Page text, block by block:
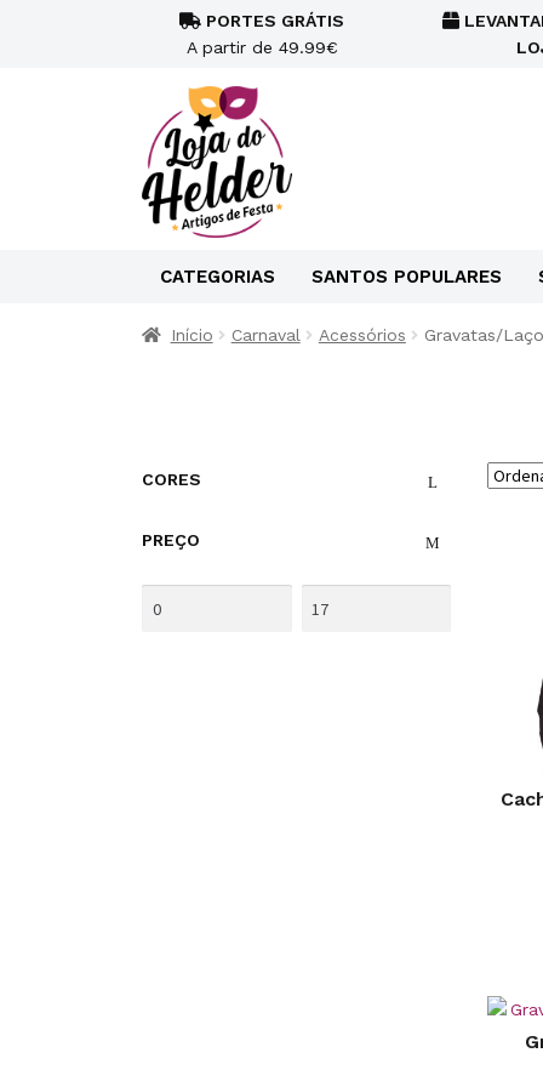
PORTES GRÁTIS
A partir de 49.99€
CATEGORIAS SANTOS POPULARES
Início Carnaval Acessórios Gravatas/
CORES
PREÇO